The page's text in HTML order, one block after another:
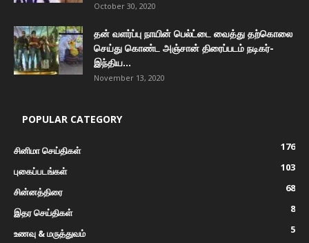
October 30, 2020
தன் வளர்ப்பு நாயின் பெல்ட்டை வைத்து தற்கொலை
செய்து கொண்ட அஞ்சான் திரைப்படம் நடிகர்-
இந்திய...
November 13, 2020
POPULAR CATEGORY
சினிமா செய்திகள்
176
புகைப்படங்கள்
103
சின்னத்திரை
68
இதர செய்திகள்
8
உணவு & மருத்துவம்
5